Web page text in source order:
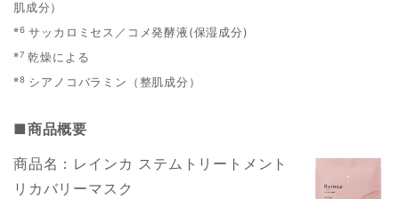
肌成分）
※6サッカロミセス／コメ発酵液(保湿成分)
※7乾燥による
※8 シアノコバラミン（整肌成分）
■商品概要
商品名：レインカ ステムトリートメント
リカバリーマスク